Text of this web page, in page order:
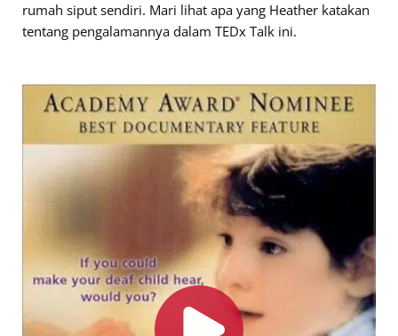
rumah siput sendiri. Mari lihat apa yang Heather katakan
tentang pengalamannya dalam TEDx Talk ini.